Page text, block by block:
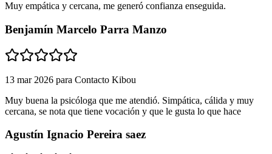
Muy empática y cercana, me generó confianza enseguida.
Benjamín Marcelo Parra Manzo
13 mar 2026 para Contacto Kibou
Muy buena la psicóloga que me atendió. Simpática, cálida y muy
cercana, se nota que tiene vocación y que le gusta lo que hace
Agustín Ignacio Pereira saez